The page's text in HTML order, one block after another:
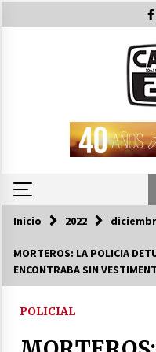
al
ÚLTIMAS
La
Inicio 2022
MORTEROS: LA POLICIA
ENCONTRABA SIN
POLICIAL